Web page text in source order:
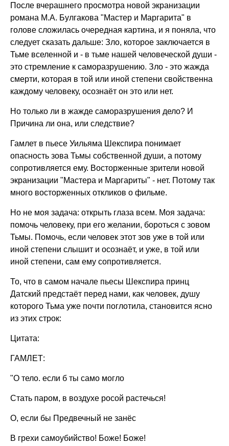
После вчерашнего просмотра новой экранизации
романа М.А. Булгакова "Мастер и Маргарита" в
голове сложилась очередная картина, и я поняла, что
следует сказать дальше: Зло, которое заключается в
Тьме вселенной и - в тьме нашей человеческой души -
это стремление к саморазрушению. Зло - это жажда
смерти, которая в той или иной степени свойственна
каждому человеку, осознаёт он это или нет.
Но только ли в жажде саморазрушения дело? И
Причина ли она, или следствие?
Гамлет в пьесе Уильяма Шекспира понимает
опасность зова Тьмы собственной души, а потому
сопротивляется ему. Восторженные зрители новой
экранизации "Мастера и Маргариты" - нет. Потому так
много восторженных откликов о фильме.
Но не моя задача: открыть глаза всем. Моя задача:
помочь человеку, при его желании, бороться с зовом
Тьмы. Помочь, если человек этот зов уже в той или
иной степени слышит и осознаёт, и уже, в той или
иной степени, сам ему сопротивляется.
То, что в самом начале пьесы Шекспира принц
Датский предстаёт перед нами, как человек, душу
которого Тьма уже почти поглотила, становится ясно
из этих строк:
Цитата:
ГАМЛЕТ:
"О тело. если б ты само могло
Стать паром, в воздухе росой растечься!
О, если бы Предвечный не занёс
В грехи самоубийство! Боже! Боже!